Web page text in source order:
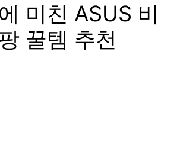
미친 ASUS 비
꿀템 추천